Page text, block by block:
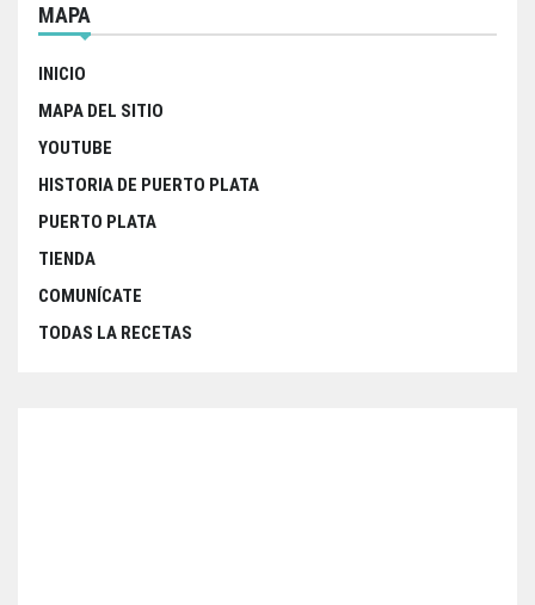
MAPA
INICIO
MAPA DEL SITIO
YOUTUBE
HISTORIA DE PUERTO PLATA
PUERTO PLATA
TIENDA
COMUNÍCATE
TODAS LA RECETAS